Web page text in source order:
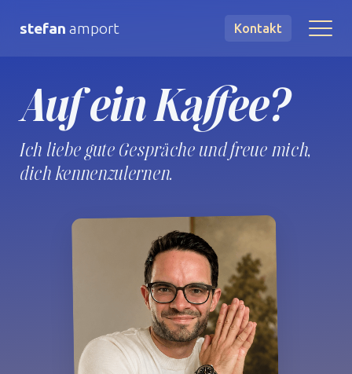
stefan amport Kontakt
Auf ein Kaffee?
Ich liebe gute Gespräche und freue mich,
dich kennenzulernen.